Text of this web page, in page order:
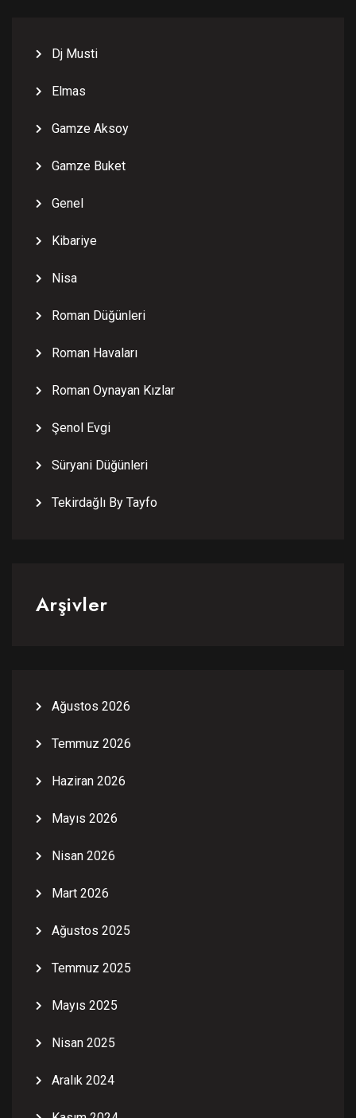
Dj Musti
Elmas
Gamze Aksoy
Gamze Buket
Genel
Kibariye
Nisa
Roman Düğünleri
Roman Havaları
Roman Oynayan Kızlar
Şenol Evgi
Süryani Düğünleri
Tekirdağlı By Tayfo
Arşivler
Ağustos 2026
Temmuz 2026
Haziran 2026
Mayıs 2026
Nisan 2026
Mart 2026
Ağustos 2025
Temmuz 2025
Mayıs 2025
Nisan 2025
Aralık 2024